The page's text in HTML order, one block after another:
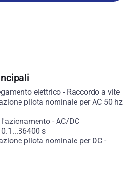
elettrico- Raccordo a vite
pilota nominale per AC 50 hz
- AC/DC
0.1...86400 s
pilota nominale per DC-